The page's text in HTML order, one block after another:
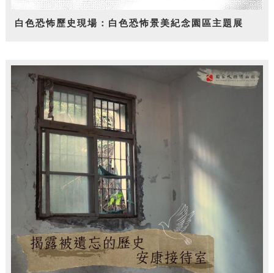
白色恐怖歷史現場：白色恐怖景美紀念園區主題展